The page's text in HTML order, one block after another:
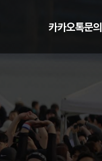
카카오톡문의